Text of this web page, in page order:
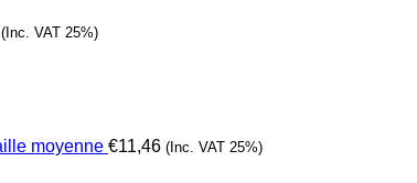
(Inc. VAT 25%)
moyenne €11,46 (Inc. VAT 25%)